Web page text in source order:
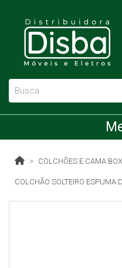
COLCHÕES E CAMA BOX
COLCHÃO SOLTEIRO ESPUMA